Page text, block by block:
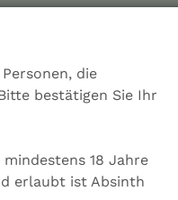
die
bestätigen Sie Ihr
18 Jahre
erlaubt ist Absinth